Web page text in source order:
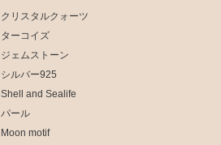
クリスタルクォーツ
ターコイズ
ジェムストーン
シルバー925
Shell and Sealife
パール
Moon motif